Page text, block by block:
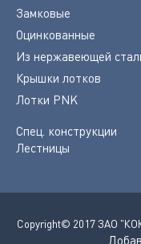
Замковые
Оцинкованные
Из нержавеющей
Крышки лотков
Лотки PNK
Спец. конструкции
Лестницы
Copyright© 2017 ЗАО